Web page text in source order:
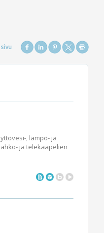
, lämpö- ja
ja telekaapelien